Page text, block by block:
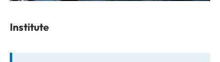
Institute